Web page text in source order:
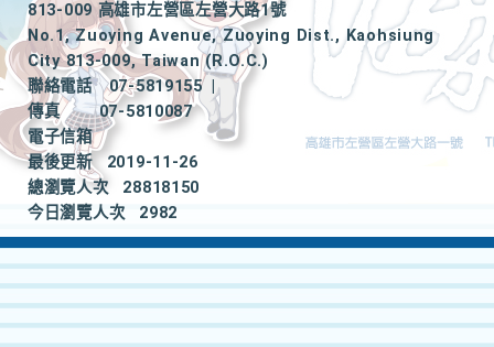
813-009 高雄市左營區左營大路1號
No.1, Zuoying Avenue, Zuoying Dist., Kaohsiung
City 813-009, Taiwan (R.O.C.)
聯絡電話
07-5819155
|
傳真
07-5810087
電子信箱
最後更新
2019-11-26
總瀏覽人次
28818150
今日瀏覽人次
2982